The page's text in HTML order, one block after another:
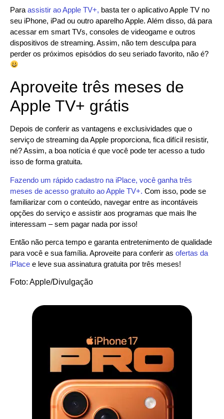
Para assistir ao Apple TV+, basta ter o aplicativo Apple TV no
seu iPhone, iPad ou outro aparelho Apple. Além disso, dá para
acessar em smart TVs, consoles de videogame e outros
dispositivos de streaming. Assim, não tem desculpa para
perder os próximos episódios do seu seriado favorito, não é?
Aproveite três meses de
Apple TV+ grátis
Depois de conferir as vantagens e exclusividades que o
serviço de streaming da Apple proporciona, fica difícil resistir,
né? Assim, a boa notícia é que você pode ter acesso a tudo
isso de forma gratuita.
Fazendo um rápido cadastro na iPlace, você ganha três
meses de acesso gratuito ao Apple TV+. Com isso, pode se
familiarizar com o conteúdo, navegar entre as incontáveis
opções do serviço e assistir aos programas que mais lhe
interessam – sem pagar nada por isso!
Então não perca tempo e garanta entretenimento de qualidade
para você e sua família. Aproveite para conferir as ofertas da
iPlace e leve sua assinatura gratuita por três meses!
Foto: Apple/Divulgação